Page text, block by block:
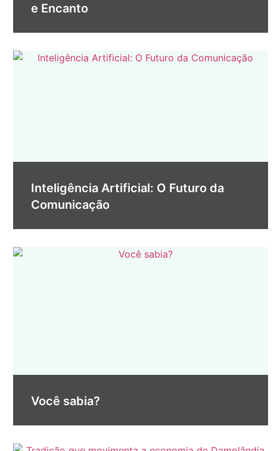
e Encanto
Inteligência Artificial: O Futuro da
Comunicação
Você sabia?